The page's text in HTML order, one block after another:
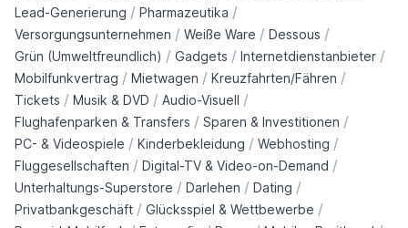
Lead-Generierung / Pharmazeutika /
Versorgungsunternehmen / Weiße Ware / Dessous /
Grün (Umweltfreundlich) / Gadgets / Internetdienstanbieter /
Mobilfunkvertrag / Mietwagen / Kreuzfahrten/Fähren /
Tickets / Musik & DVD / Audio-Visuell /
Flughafenparken & Transfers / Sparen & Investitionen /
PC- & Videospiele / Kinderbekleidung / Webhosting /
Fluggesellschaften / Digital-TV & Video-on-Demand /
Unterhaltungs-Superstore / Darlehen / Dating /
Privatbankgeschäft / Glücksspiel & Wettbewerbe /